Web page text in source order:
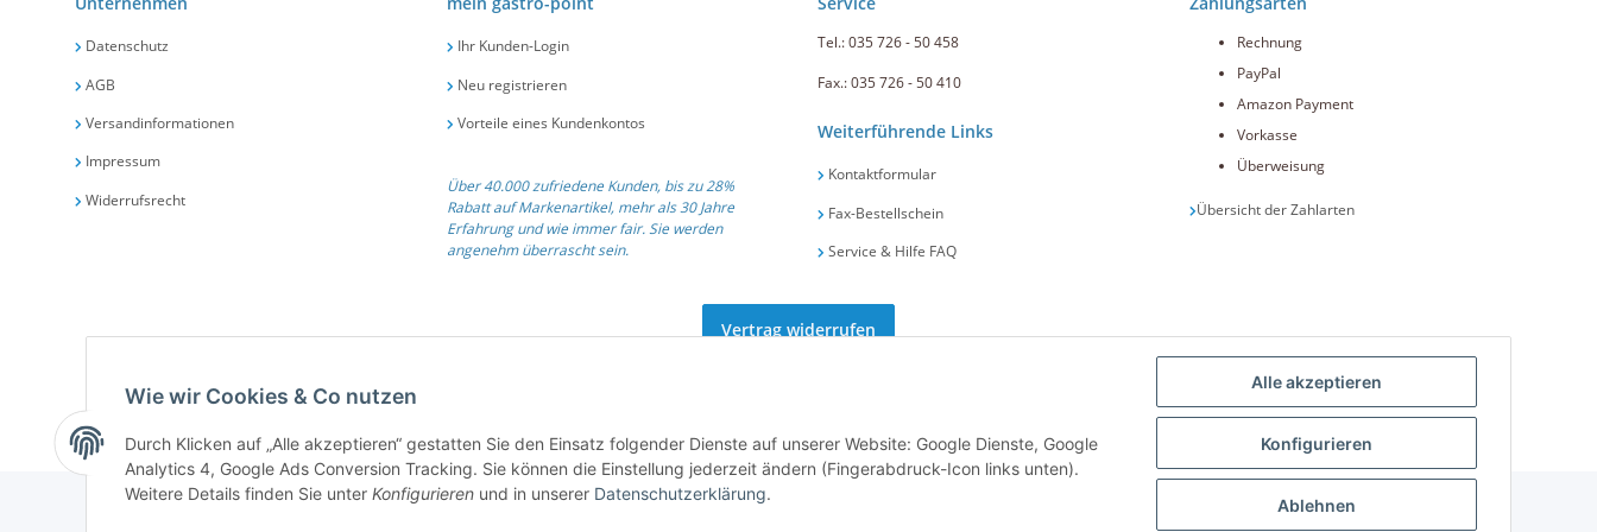
Datenschutz
AGB
Versandinformationen
Impressum
Widerrufsrecht
Ihr Kunden-Login
Neu registrieren
Vorteile eines Kundenkontos
Über 40.000 zufriedene Kunden, bis zu 28%
Rabatt auf Markenartikel, mehr als 30 Jahre
Erfahrung und wie immer fair. Sie werden
angenehm überrascht sein.
Tel.: 035 726 - 50 458
Fax.: 035 726 - 50 410
Weiterführende Links
Kontaktformular
Fax-Bestellschein
Service & Hilfe FAQ
Rechnung
PayPal
Amazon Payment
Vorkasse
Überweisung
Übersicht der Zahlarten
Vertrag widerrufen
Wie wir Cookies & Co nutzen
Durch Klicken auf „Alle akzeptieren“ gestatten Sie den Einsatz folgender Dienste auf unserer Website: Google Dienste, Google
Analytics 4, Google Ads Conversion Tracking. Sie können die Einstellung jederzeit ändern (Fingerabdruck-Icon links unten).
Weitere Details finden Sie unter Konfigurieren und in unserer Datenschutzerklärung.
Alle akzeptieren
Konfigurieren
Ablehnen